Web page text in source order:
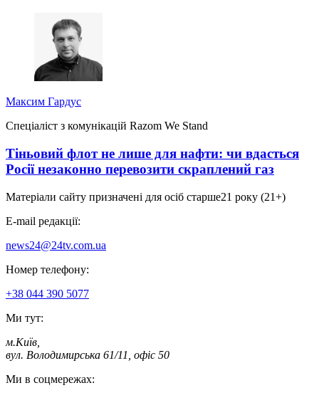
Максим Гардус
Спеціаліст з комунікацій Razom We Stand
Тіньовий флот не лише для нафти: чи вдасться
Росії незаконно перевозити скраплений газ
Матеріали сайту призначені для осіб старше21 року (21+)
E-mail редакції:
news24@24tv.com.ua
Номер телефону:
+38 044 390 5077
Ми тут:
м.Київ
вул. Володимирська 61/11, офіс 50
Ми в соцмережах: